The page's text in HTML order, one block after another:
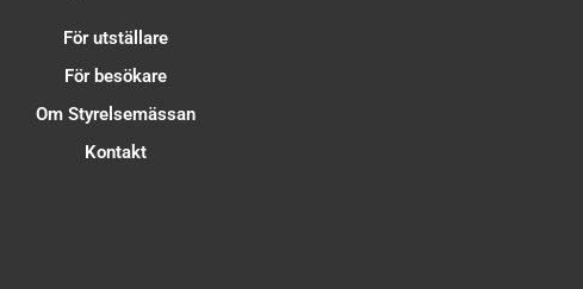
För utställare
För besökare
Om Styrelsemässan
Kontakt